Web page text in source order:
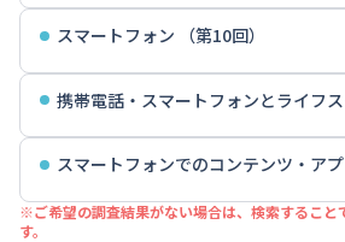
スマートフォン （第10回）
携帯電話・スマートフォンとライフス
スマートフォンでのコンテンツ・アプ
※ご希望の調査結果がない場合は、検索すること
す。